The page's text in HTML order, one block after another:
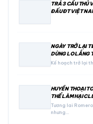
TRẢ 3 CẦU THỦ
ĐẤU ĐT VIỆT
NGÀY TRỞ LẠI
DÙNG LO LẮNG
Kế hoạch trở lại
HUYỀN THOẠI
THỂ LÀM HẠI
Tương lai
nhưng…